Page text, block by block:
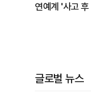
연예계 '사고 후
글로벌 뉴스